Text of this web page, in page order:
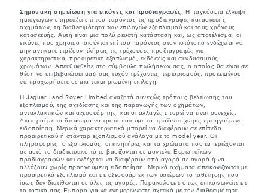
Σημαντική σημείωση για εικόνες και προδιαγραφές. Η παγκόσμια έλλειψη
ημιαγωγών επηρεάζει επί του παρόντος τις προδιαγραφές κατασκευής
οχημάτων, τη διαθεσιμότητα των επιλογών εξοπλισμού και τους χρόνους
κατασκευής. Αυτή είναι μια πολύ ρευστή κατάσταση και, ως αποτέλεσμα, οι
εικόνες που χρησιμοποιούνται επί του παρόντος στον ιστότοπο ενδέχεται να
μην αντικατοπτρίζουν πλήρως τις τρέχουσες προδιαγραφές για
χαρακτηριστικά, προαιρετικό εξοπλισμό, εκδόσεις και συνδυασμούς
χρωμάτων. Απευθυνθείτε στο σύμβουλο πωλήσεων σας, ο οποίος θα είναι σε
θέση να επιβεβαιώσει μαζί σας τυχόν τρέχοντες περιορισμούς, προκειμένου
να προχωρήσετε σε μια τεκμηριωμένη επιλογή.
Η Jaguar Land Rover Limited αναζητά συνεχώς τρόπους βελτίωσης του
εξοπλισμού, της σχεδίασης και της παραγωγής των οχημάτων,
ανταλλακτικών και αξεσουάρ της, και οι αλλαγές μπορεί να είναι συνεχείς.
Διατηρούμε το δικαίωμα να τροποποιούμε τα προϊόντα χωρίς προηγούμενη
ειδοποίηση. Μερικά χαρακτηριστικά μπορεί να διαφέρουν σε επίπεδο
προαιρετικού ή στάνταρ εξοπλισμού ανάλογα με το model year. Οι
πληροφορίες, ο εξοπλισμός, οι κινητήρες και τα χρώματα που εμπεριέχονται
σε αυτό το διαδικτυακό τόπο βασίζονται σε μοντέλα Ευρωπαϊκών
προδιαγραφών και ενδέχεται να διαφέρουν από αγορά σε αγορά ή να
αλλάξουν χωρίς προηγούμενη ειδοποίηση. Μερικά οχήματα απεικονίζονται με
προαιρετικό εξοπλισμό και με αξεσουάρ εκ των υστέρων τοποθέτησης που
ίσως δεν διατίθενται σε όλες τις αγορές. Παρακαλούμε όπως επικοινωνείτε με
το τοπικό σας Έμπορο για να ενημερώνεστε σχετικά με την διαθεσιμότητα